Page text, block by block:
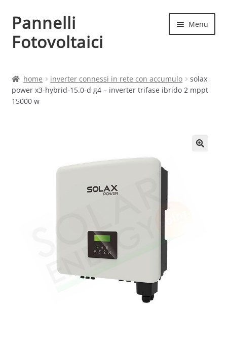
Vai
alla
navigazione
Vai
al
contenuto
Pannelli
Fotovoltaici
Menu
Cart
home inverter connessi in rete con accumulo
solax
power x3-hybrid-15.0-d g4 – inverter trifase ibrido 2 mppt
15000 w